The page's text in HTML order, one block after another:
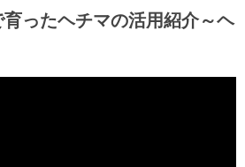
育ったヘチマの活用紹介～ヘ